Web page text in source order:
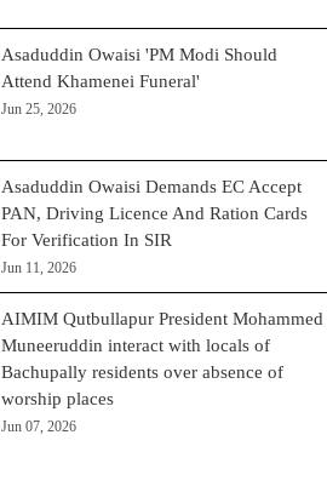
Asaduddin Owaisi 'PM Modi Should
Attend Khamenei Funeral'
Jun 25, 2026
Asaduddin Owaisi Demands EC Accept
PAN, Driving Licence And Ration Cards
For Verification In SIR
Jun 11, 2026
AIMIM Qutbullapur President Mohammed
Muneeruddin interact with locals of
Bachupally residents over absence of
worship places
Jun 07, 2026